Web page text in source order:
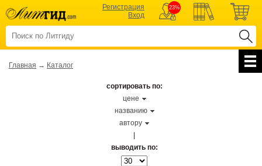
Регистрация
Вход
23%
Главная → Каталог
сортировать по:
цене
названию
автору
выводить по: